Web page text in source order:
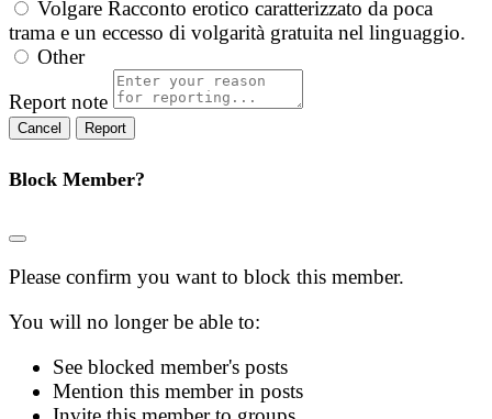
Volgare Racconto erotico caratterizzato da poca
trama e un eccesso di volgarità gratuita nel linguaggio.
Other
Report note
Report
Block Member?
Please confirm you want to block this member.
You will no longer be able to:
See blocked member's posts
Mention this member in posts